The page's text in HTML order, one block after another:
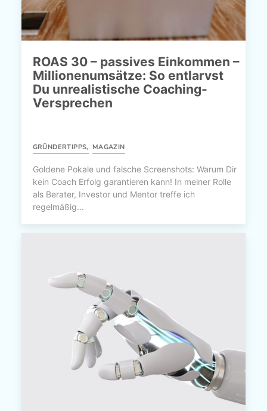
ROAS 30 – passives Einkommen –
Millionenumsätze: So entlarvst
Du unrealistische Coaching-
Versprechen
GRÜNDERTIPPS, MAGAZIN
Goldene Pokale und falsche Screenshots: Warum Dir
kein Coach Erfolg garantieren kann! In meiner Rolle
als Berater, Investor und Mentor treffe ich
regelmäßig...